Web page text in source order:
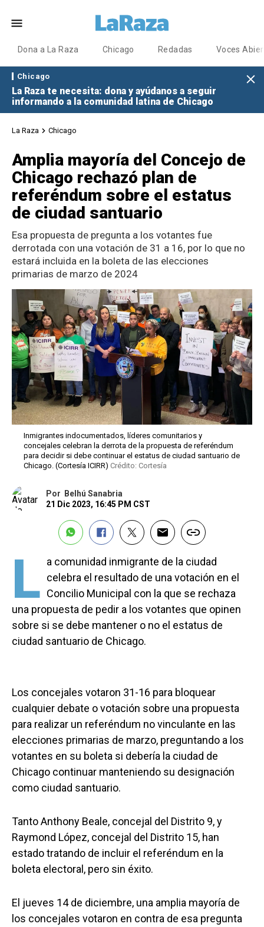
Dona a La Raza Chicago Redadas Voces
Chicago
La Raza te necesita: dona y ayúdanos a seguir
informando a la comunidad latina de Chicago
La Raza Chicago
Amplia mayoría del Concejo de
Chicago rechazó plan de
referéndum sobre el estatus
de ciudad santuario
Esa propuesta de pregunta a los votantes fue
derrotada con una votación de 31 a 16, por lo que no
estará incluida en la boleta de las elecciones
primarias de marzo de 2024
Inmigrantes indocumentados, líderes comunitarios y
concejales celebran la derrota de la propuesta de referéndum
para decidir si debe continuar el estatus de ciudad santuario de
Chicago. (Cortesía ICIRR) Crédito: Cortesía
Por Belhú Sanabria
21 Dic 2023, 16:45 PM CST
L a comunidad inmigrante de la ciudad
celebra el resultado de una votación en el
Concilio Municipal con la que se rechaza
una propuesta de pedir a los votantes que opinen
sobre si se debe mantener o no el estatus de
ciudad santuario de Chicago.
Los concejales votaron 31-16 para bloquear
cualquier debate o votación sobre una propuesta
para realizar un referéndum no vinculante en las
elecciones primarias de marzo, preguntando a los
votantes en su boleta si debería la ciudad de
Chicago continuar manteniendo su designación
como ciudad santuario.
Tanto Anthony Beale, concejal del Distrito 9, y
Raymond López, concejal del Distrito 15, han
estado tratando de incluir el referéndum en la
boleta electoral, pero sin éxito.
El jueves 14 de diciembre, una amplia mayoría de
los concejales votaron en contra de esa pregunta